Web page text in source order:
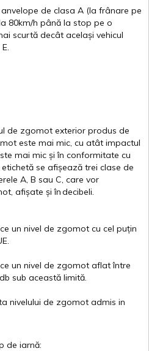
anvelope de clasa A (la frânare pe
80km/h până la stop pe o
scurtă decât același vehicul
E.
de zgomot exterior produs de
este mai mic, cu atât impactul
mai mic și în conformitate cu
etichetă se afișează trei clase de
A, B sau C, care vor
, afișate și îndecibeli.
un nivel de zgomot cu cel puțin
un nivel de zgomot aflat între
sub această limită.
nivelului de zgomot admis in
de iarnă: